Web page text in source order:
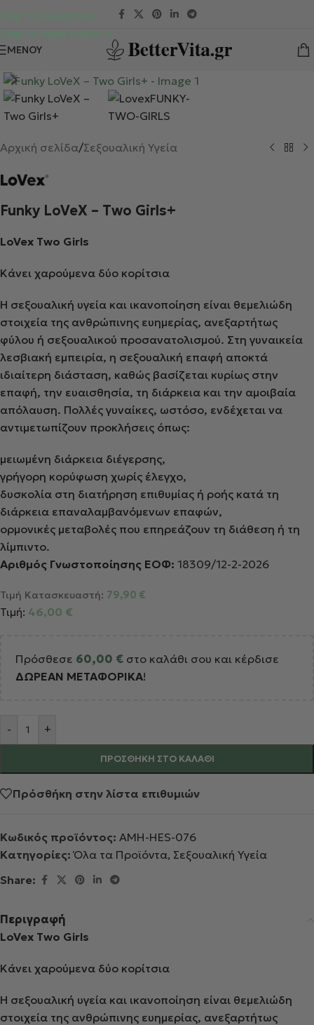
Skip to navigation
Skip to main content
ΜΕΝΟΎ
Κλικ για μεγέθυνση
Αρχική σελίδα/Σεξουαλική Υγεία
Funky LoVeX – Two Girls+
LoVex Two Girls
Κάνει χαρούμενα δύο κορίτσια
Η σεξουαλική υγεία και ικανοποίηση είναι θεμελιώδη
στοιχεία της ανθρώπινης ευημερίας, ανεξαρτήτως
φύλου ή σεξουαλικού προσανατολισμού. Στη γυναικεία
λεσβιακή εμπειρία, η σεξουαλική επαφή αποκτά
ιδιαίτερη διάσταση, καθώς βασίζεται κυρίως στην
επαφή, την ευαισθησία, τη διάρκεια και την αμοιβαία
απόλαυση. Πολλές γυναίκες, ωστόσο, ενδέχεται να
αντιμετωπίζουν προκλήσεις όπως:
μειωμένη διάρκεια διέγερσης,
γρήγορη κορύφωση χωρίς έλεγχο,
δυσκολία στη διατήρηση επιθυμίας ή ροής κατά τη
διάρκεια επαναλαμβανόμενων επαφών,
ορμονικές μεταβολές που επηρεάζουν τη διάθεση ή τη
λίμπιντο.
Αριθμός Γνωστοποίησης ΕΟΦ: 18309/12-2-2026
Τιμή Κατασκευαστή: 79,90 €
Τιμή: 46,00 €
Πρόσθεσε 60,00 € στο καλάθι σου και κέρδισε
ΔΩΡΕΑΝ ΜΕΤΑΦΟΡΙΚΑ!
- +
ΠΡΟΣΘΉΚΗ ΣΤΟ ΚΑΛΆΘΙ
Alternative:
Πρόσθήκη στην λίστα επιθυμιών
Κωδικός προϊόντος: AMH-HES-076
Κατηγορίες: Όλα τα Προϊόντα, Σεξουαλική Υγεία
Share:
Περιγραφή
LoVex Two Girls
Κάνει χαρούμενα δύο κορίτσια
Η σεξουαλική υγεία και ικανοποίηση είναι θεμελιώδη
στοιχεία της ανθρώπινης ευημερίας, ανεξαρτήτως